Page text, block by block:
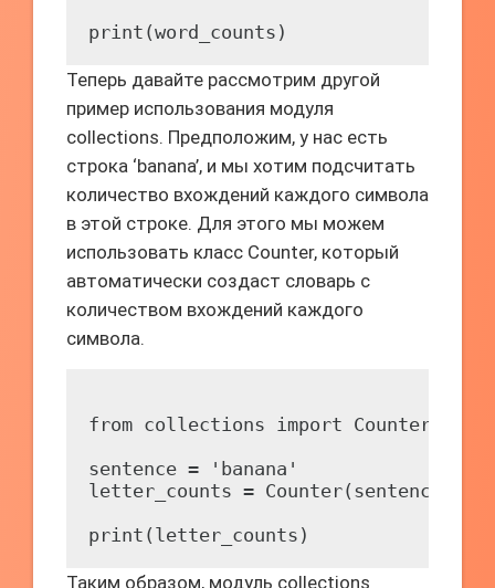
Теперь давайте рассмотрим другой
пример использования модуля
collections. Предположим, у нас есть
строка ‘banana’, и мы хотим подсчитать
количество вхождений каждого символа
в этой строке. Для этого мы можем
использовать класс Counter, который
автоматически создаст словарь с
количеством вхождений каждого
символа.
from collections import Counter
sentence = 'banana'
letter_counts = Counter(sentence)
Таким образом, модуль collections